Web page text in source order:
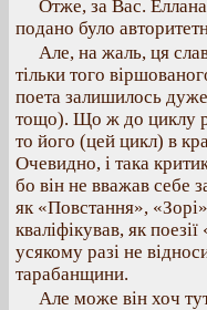
Отже, за Вас.
подано було
Але, на жаль, ця
тільки того
поета залишилось
тощо). Що ж до циклу
то його (цей цикл) в
Очевидно, і така
бо він не вважав себе
як «Повстання»,
кваліфікував, як
усякому разі не
тарабанщини.
Але може він хоч